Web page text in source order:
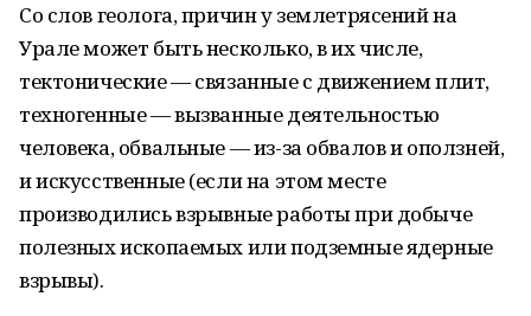
Со слов геолога, причин у землетрясений на
Урале может быть несколько, в их числе,
тектонические — связанные с движением плит,
техногенные — вызванные деятельностью
человека, обвальные — из-за обвалов и оползней,
и искусственные (если на этом месте
производились взрывные работы при добыче
полезных ископаемых или подземные ядерные
взрывы).